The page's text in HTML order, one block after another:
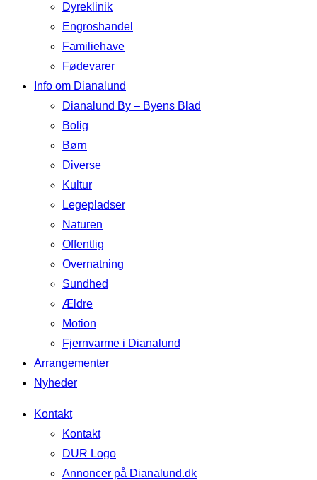
Dyreklinik
Engroshandel
Familiehave
Fødevarer
Info om Dianalund
Dianalund By – Byens Blad
Bolig
Børn
Diverse
Kultur
Legepladser
Naturen
Offentlig
Overnatning
Sundhed
Ældre
Motion
Fjernvarme i Dianalund
Arrangementer
Nyheder
Kontakt
Kontakt
DUR Logo
Annoncer på Dianalund.dk